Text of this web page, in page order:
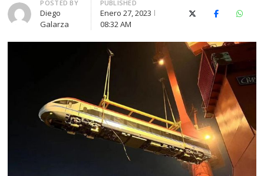
Author
POSTED BY
Diego
Galarza
PUBLISHED
Enero 27, 2023
08:32 AM
X (Twitter)Facebook